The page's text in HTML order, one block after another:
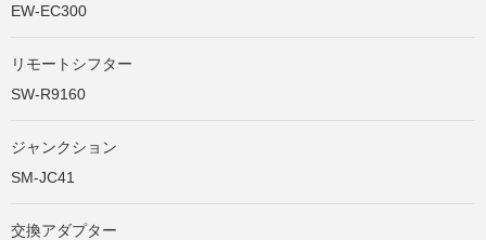
EW-EC300
リモートシフター
SW-R9160
ジャンクション
SM-JC41
交換アダプター